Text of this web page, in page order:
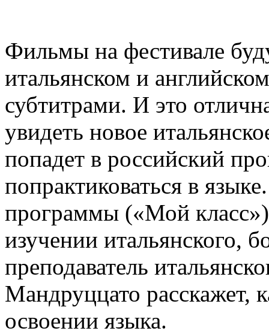
Фильмы на фестивале
итальянском и
субтитрами. И это
увидеть новое
попадет в российский
попрактиковаться в
программы («Мой класс»)
изучении итальянского,
преподаватель
Мандруццато расскажет,
освоении языка.